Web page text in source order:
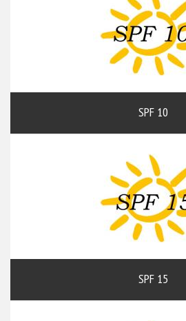
SPF 10
SPF 15